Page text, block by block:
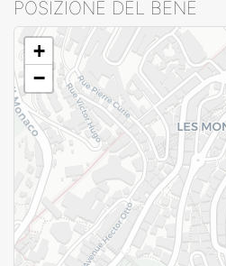
POSIZIONE DEL BENE
+
−